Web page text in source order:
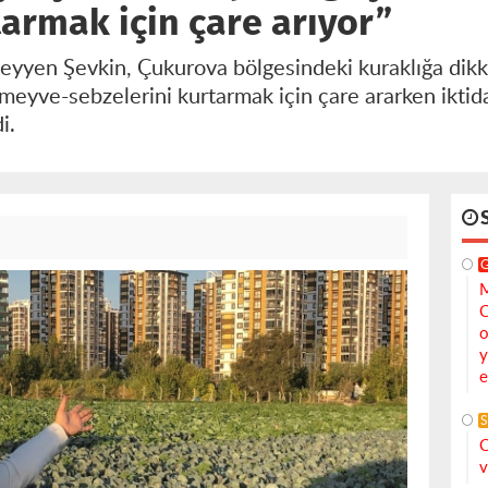
için çare arıyor”
Şevkin, Çukurova bölgesindeki kuraklığa
sebzelerini kurtarmak için çare ararken